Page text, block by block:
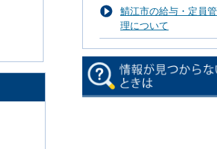
鯖江市の給与・定員管
理について